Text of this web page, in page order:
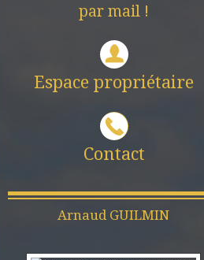
par mail !
Espace propriétaire
Contact
Arnaud GUILMIN